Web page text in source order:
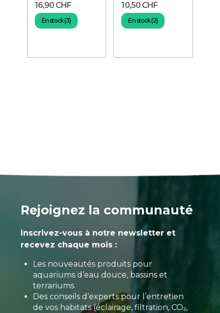
aquarium
16,90 CHF
En stock (3)
aquarium
10,50 CHF
En stock (2)
Rejoignez la communauté
Inscrivez-vous à notre newsletter et
recevez chaque mois :
Les nouveautés produits pour
aquariums d’eau douce, bassins et
terrariums
Des conseils d’experts pour l’entretien
de vos habitats (éclairage, filtration, CO₂,